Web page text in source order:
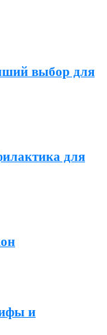
выбор для
для
и